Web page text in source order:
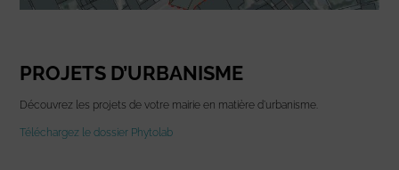
PROJETS D’URBANISME
Découvrez les projets de votre mairie en matière d’urbanisme.
Téléchargez le dossier Phytolab